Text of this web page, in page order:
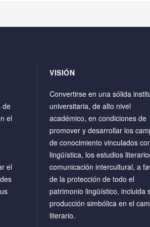
de
el
el
VISIÓN
Convertirse en una sólida
universitaria, de alto nivel
académico, en condiciones de
promover y desarrollar los
de conocimiento vinculados
lingüística, los estudios
comunicación intercultural, a
de la protección de todo el
patrimonio lingüístico, incluida
producción simbólica en el
literario.